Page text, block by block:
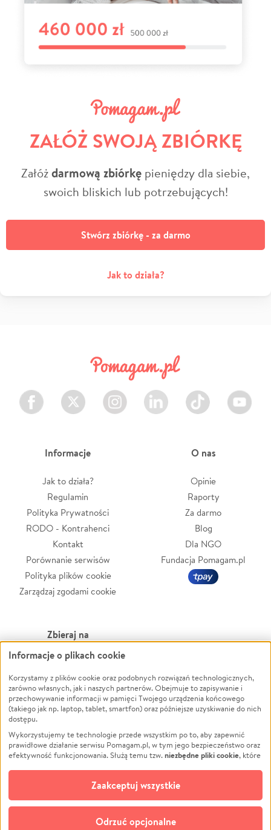
ZAŁÓŻ SWOJĄ ZBIÓRKĘ
Załóżdarmową zbiórkę pieniędzy dla siebie,
swoich bliskich lub potrzebujących!
Stwórz zbiórkę - za darmo
Jak to działa?
Facebook Twitter Instagram LinkedIn TikTok Youtube
Informacje
Jak to działa?
Regulamin
Polityka Prywatności
RODO - Kontrahenci
Kontakt
Porównanie serwisów
Polityka plików cookie
Zarządzaj zgodami cookie
O nas
Opinie
Raporty
Za darmo
Blog
Dla NGO
Fundacja Pomagam.pl
Zbieraj na
Leczenie
Zwierzęta
Pożar
Ukraina
Pomoc Finansowa
Projekty
Pogrzeb
Społeczność lokalna
Kultura
Powódź
Wichura
NGO
Edukacja
Podróż
Impreza
Ochrona środowiska
Biznes
Informacje o plikach cookie
Korzystamy z plików cookie oraz podobnych rozwiązań technologicznych,
zarówno własnych, jak i naszych partnerów. Obejmuje to zapisywanie i
przechowywanie informacji w pamięci Twojego urządzenia końcowego
(takiego jak np. laptop, tablet, smartfon) oraz późniejsze uzyskiwanie do nich
dostępu.
Wykorzystujemy te technologie przede wszystkim po to, aby zapewnić
prawidłowe działanie serwisu Pomagam.pl, w tym jego bezpieczeństwo oraz
efektywność funkcjonowania. Służą temu tzw.niezbędne pliki cookie, które
opcjonalnych plików cookie
technologii do celów analitycznych i retargetingowych. Możesz wyrazić
zgodę na ich stosowanie lub jej odmówić. W dowolnym momencie masz
możliwość zmiany swoich preferencji na stronie „Zarządzaj zgodami cookie”,
do której link znajdziesz w stopce serwisu Pomagam.pl. Opcjonalne pliki
Odrzuć opcjonalne
Zaakceptuj wszystkie